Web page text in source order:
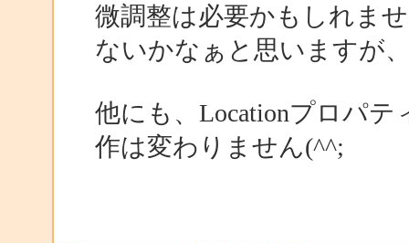
微調整は必要かもしれま
ないかなぁと思いますが
他にも、Locationプロパ
作は変わりません(^^;